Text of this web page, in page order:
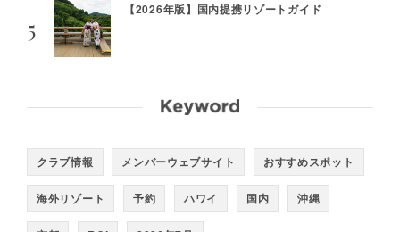
【2026年版】国内提携リゾートガイド
クラブ情報 メンバーウェブサイト おすすめスポット
海外リゾート 予約 ハワイ 国内 沖縄